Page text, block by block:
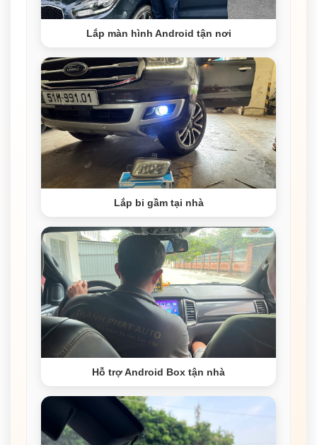
Lắp màn hình Android tận nơi
Lắp bi gầm tại nhà
Hỗ trợ Android Box tận nhà